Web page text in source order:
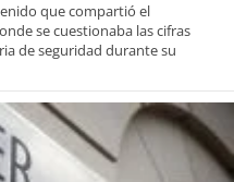
que compartió el
se cuestionaba las cifras
de seguridad durante su